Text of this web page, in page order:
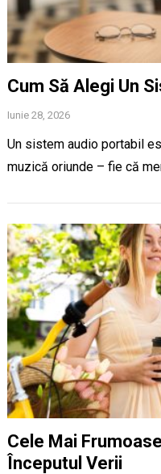
Cum Să Alegi Un
Iunie 28, 2026
Un sistem audio portabil
muzică oriunde – fie că
Cele Mai
Începutul Verii